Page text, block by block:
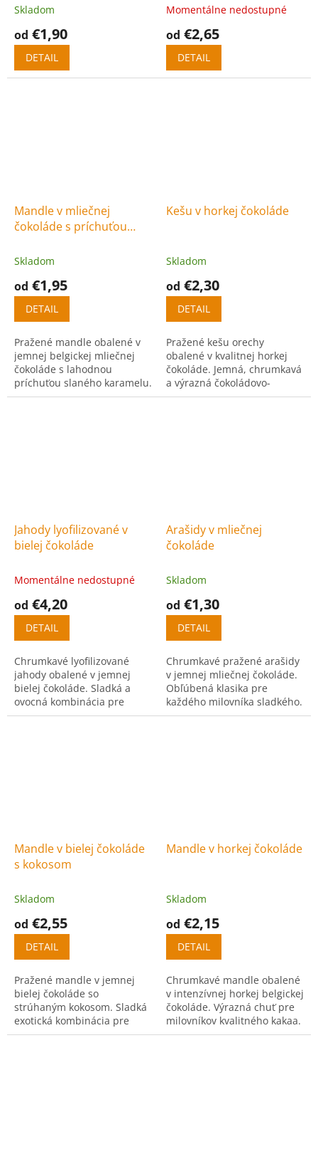
Skladom
od €1,90
DETAIL
Momentálne nedostupné
od €2,65
DETAIL
Mandle v mliečnej
čokoláde s príchuťou
Skladom
od €1,95
DETAIL
Pražené mandle obalené v
jemnej belgickej mliečnej
čokoláde s lahodnou
príchuťou slaného karamelu.
Dokonalá kombinácia
Kešu v horkej čokoláde
Skladom
od €2,30
DETAIL
Pražené kešu orechy
obalené v kvalitnej horkej
čokoláde. Jemná, chrumkavá
a výrazná čokoládovo-
oriešková kombinácia.
Jahody lyofilizované v
bielej čokoláde
Momentálne nedostupné
od €4,20
DETAIL
Chrumkavé lyofilizované
jahody obalené v jemnej
bielej čokoláde. Sladká a
ovocná kombinácia pre
milovníkov jemných chutí.
Arašidy v mliečnej
čokoláde
Skladom
od €1,30
DETAIL
Chrumkavé pražené arašidy
v jemnej mliečnej čokoláde.
Obľúbená klasika pre
každého milovníka sladkého.
Mandle v bielej čokoláde
s kokosom
Skladom
od €2,55
DETAIL
Pražené mandle v jemnej
bielej čokoláde so
strúhaným kokosom. Sladká
exotická kombinácia pre
milovníkov kokosu.
Mandle v horkej čokoláde
Skladom
od €2,15
DETAIL
Chrumkavé mandle obalené
v intenzívnej horkej belgickej
čokoláde. Výrazná chuť pre
milovníkov kvalitného kakaa.